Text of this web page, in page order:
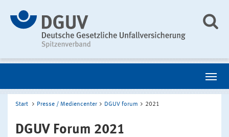
Start Presse / Mediencenter DGUV forum 2021
DGUV Forum 2021